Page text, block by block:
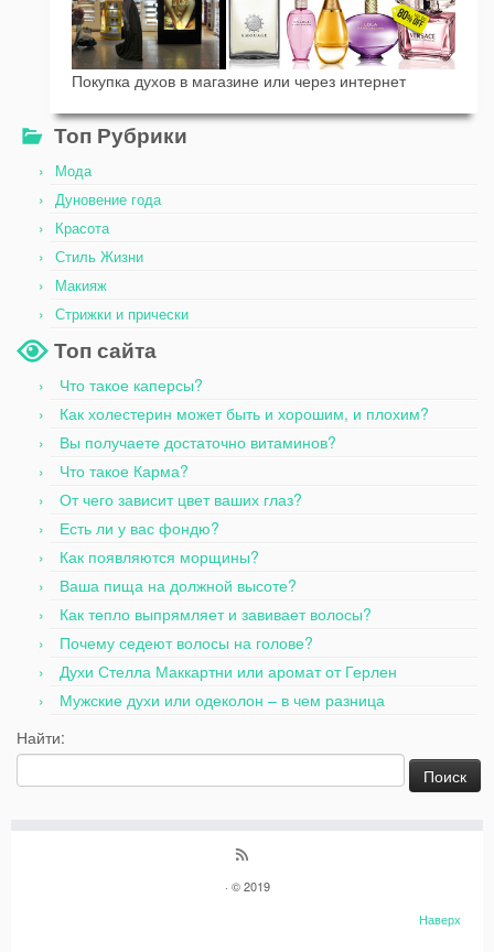
Покупка духов в магазине или через интернет
Топ Рубрики
Мода
Дуновение года
Красота
Стиль Жизни
Макияж
Стрижки и прически
Топ сайта
Что такое каперсы?
Как холестерин может быть и хорошим, и плохим?
Вы получаете достаточно витаминов?
Что такое Карма?
От чего зависит цвет ваших глаз?
Есть ли у вас фондю?
Как появляются морщины?
Ваша пища на должной высоте?
Как тепло выпрямляет и завивает волосы?
Почему седеют волосы на голове?
Духи Стелла Маккартни или аромат от Герлен
Мужские духи или одеколон – в чем разница
Найти:
· © 2019
Наверх